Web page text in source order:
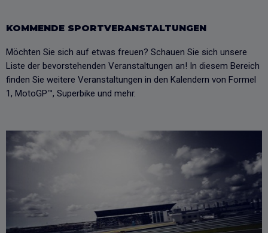
KOMMENDE SPORTVERANSTALTUNGEN
Möchten Sie sich auf etwas freuen? Schauen Sie sich unsere
Liste der bevorstehenden Veranstaltungen an! In diesem Bereich
finden Sie weitere Veranstaltungen in den Kalendern von Formel
1, MotoGP™, Superbike und mehr.